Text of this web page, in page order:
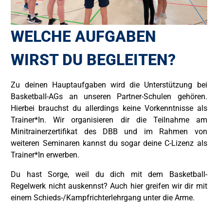
WELCHE AUFGABEN
WIRST DU BEGLEITEN?
Zu deinen Hauptaufgaben wird die Unterstützung bei
Basketball-AGs an unseren Partner-Schulen gehören.
Hierbei brauchst du allerdings keine Vorkenntnisse als
Trainer*In. Wir organisieren dir die Teilnahme am
Minitrainerzertifikat des DBB und im Rahmen von
weiteren Seminaren kannst du sogar deine C-Lizenz als
Trainer*In erwerben.
Du hast Sorge, weil du dich mit dem Basketball-
Regelwerk nicht auskennst? Auch hier greifen wir dir mit
einem Schieds-/Kampfrichterlehrgang unter die Arme.